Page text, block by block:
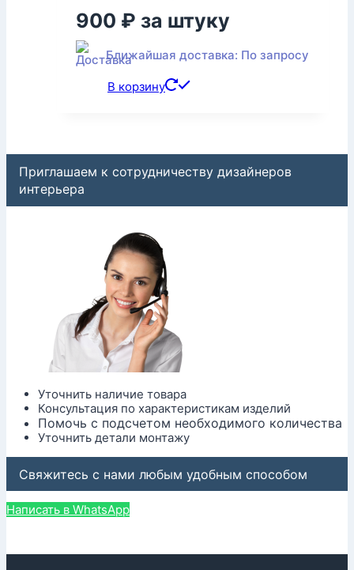
900 ₽ за штуку
Ближайшая доставка: По запросу
В корзину
Приглашаем к сотрудничеству дизайнеров
интерьера
Уточнить наличие товара
Консультация по характеристикам изделий
Помочь с подсчетом необходимого количества
Уточнить детали монтажу
Свяжитесь с нами любым удобным способом
Написать в WhatsApp